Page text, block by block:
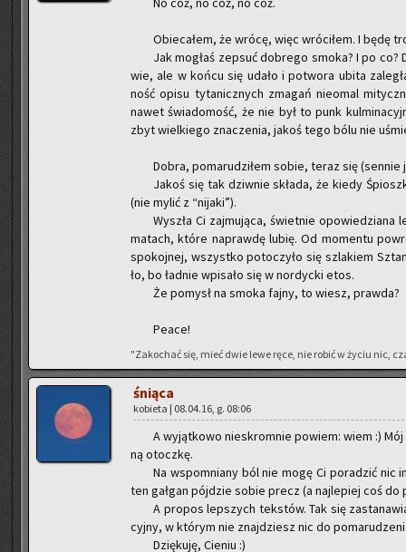
Obie­ca­łem, że wrócę, więc wró­ci­łem. I będę
Jak mo­głaś ze­psuć do­bre­go smoka? I po co?
wie, ale w końcu się udało i po­two­ra ubita
ność opisu ty­ta­nicz­nych zma­gań nie­omal
nawet świa­do­mość, że nie był to punk
zbyt wiel­kie­go zna­cze­nia, jakoś tego bólu nie
Dobra, po­ma­ru­dzi­łem sobie, teraz się
Jakoś się tak dziw­nie skła­da, że kiedy
(nie mylić z “ni­ja­ki”).
Wy­szła Ci zaj­mu­ją­ca, świet­nie
ma­tach, które na­praw­dę lubię. Od mo­men­tu
spo­koj­nej, wszyst­ko po­to­czy­ło się szla­kiem
ło, bo ład­nie wpi­sa­ło się w nor­dyc­ki etos.
Że po­mysł na smoka fajny, to wiesz, praw­da?
Peace!
"Za­ko­chać się, mieć dwie lewe ręce, nie robić w życiu nic,
śnią­ca
ko­bie­ta | 08.04.16, g. 08:06
A wy­jąt­ko­wo nie­skrom­nie po­wiem: wiem :)
ną otocz­kę.
Na wspo­mnia­ny ból nie mogę Ci po­ra­dzić
ten gał­gan pój­dzie sobie precz (a naj­le­piej coś
A pro­pos lep­szych tek­stów. Tak się
cyj­ny, w któ­rym nie znaj­dziesz nic do
Dzię­ku­ję, Cie­niu :)